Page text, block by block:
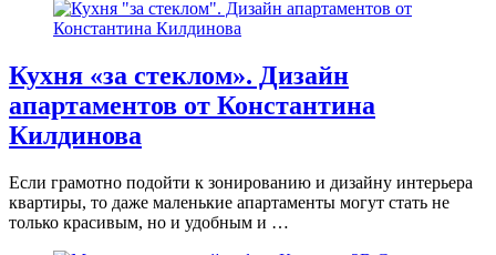
Кухня «за стеклом». Дизайн
апартаментов от Константина
Килдинова
Если грамотно подойти к зонированию и дизайну интерьера
квартиры, то даже маленькие апартаменты могут стать не
только красивым, но и удобным и …